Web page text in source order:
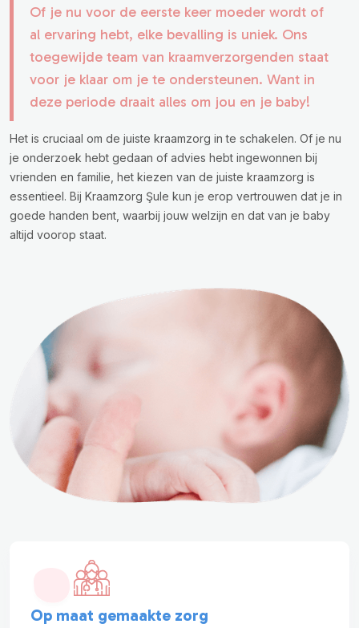
Of je nu voor de eerste keer moeder wordt of
al ervaring hebt, elke bevalling is uniek. Ons
toegewijde team van kraamverzorgenden staat
voor je klaar om je te ondersteunen. Want in
deze periode draait alles om jou en je baby!
Het is cruciaal om de juiste kraamzorg in te schakelen. Of je nu
je onderzoek hebt gedaan of advies hebt ingewonnen bij
vrienden en familie, het kiezen van de juiste kraamzorg is
essentieel. Bij Kraamzorg Şule kun je erop vertrouwen dat je in
goede handen bent, waarbij jouw welzijn en dat van je baby
altijd voorop staat.
Op maat gemaakte zorg